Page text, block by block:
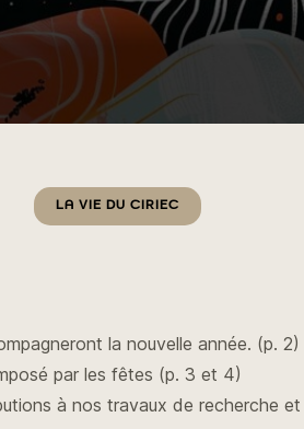
Catégories
LA VIE DU CIRIEC
la nouvelle année. (p. 2)
par les fêtes (p. 3 et 4)
à nos travaux de recherche et